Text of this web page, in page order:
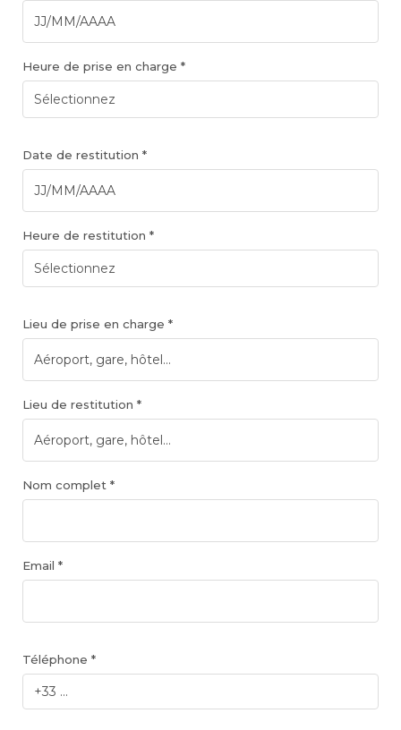
Heure de prise en charge *
Date de restitution *
Heure de restitution *
Lieu de prise en charge *
Lieu de restitution *
Nom complet *
Email *
Téléphone *